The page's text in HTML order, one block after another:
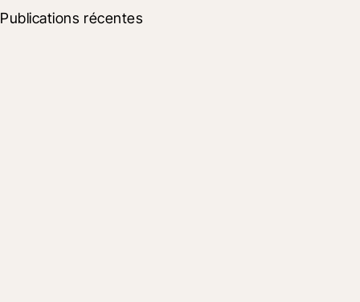
Publications récentes